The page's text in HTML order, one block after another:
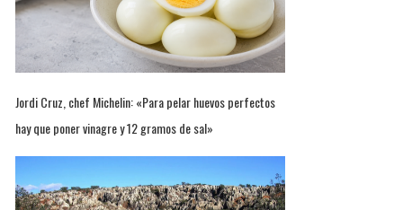
Jordi Cruz, chef Michelin: «Para pelar huevos perfectos
hay que poner vinagre y 12 gramos de sal»